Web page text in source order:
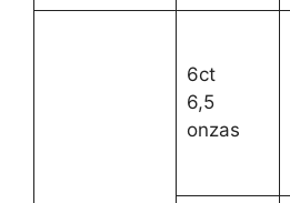
6ct
6,5
onzas